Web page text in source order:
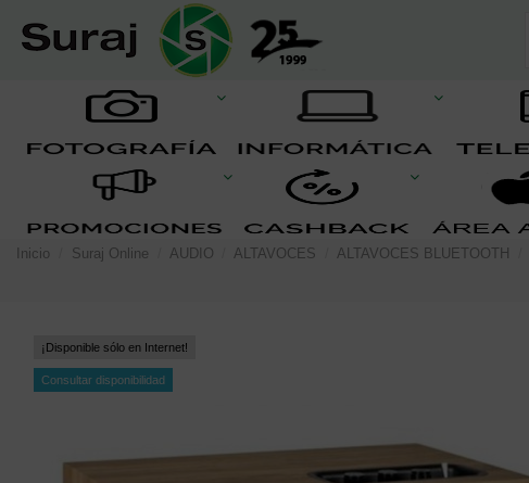
Inicio Suraj Online AUDIO ALTAVOCES ALTAVOCES BLUETOOTH
¡Disponible sólo en Internet!
Consultar disponibilidad